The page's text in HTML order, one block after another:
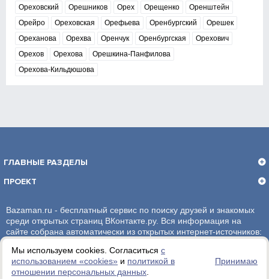
Мы используем cookies. Согласиться с
использованием «сookies» и политикой в
отношении персональных данных
Принимаю
Ореховский
Орешников Орех Орещенко
Оренштейн
Орейро
Ореховская Орефьева Оренбургский
Орешек
Ореханова
Орехва Оренчук Оренбургская
Орехович
Орехов
Орехова
Орешкина-Панфилова
Орехова-Кильдюшова
ГЛАВНЫЕ РАЗДЕЛЫ
ПРОЕКТ
Bazaman.ru - бесплатный сервис по поиску друзей и знакомых
среди открытых страниц ВКонтакте.ру. Вся информация на
сайте собрана автоматически из открытых интернет-источников:
администрация сайта ответственности не несет.
Политика обработки персональных данных